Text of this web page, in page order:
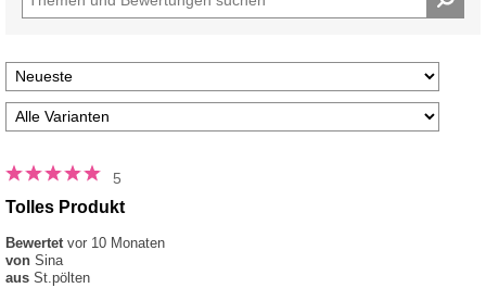
5
Tolles Produkt
Bewertet vor 10 Monaten
von Sina
aus St.pölten